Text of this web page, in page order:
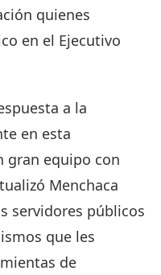
quienes
en el Ejecutivo
a la
en esta
gran equipo con
Menchaca
servidores públicos
que les
de